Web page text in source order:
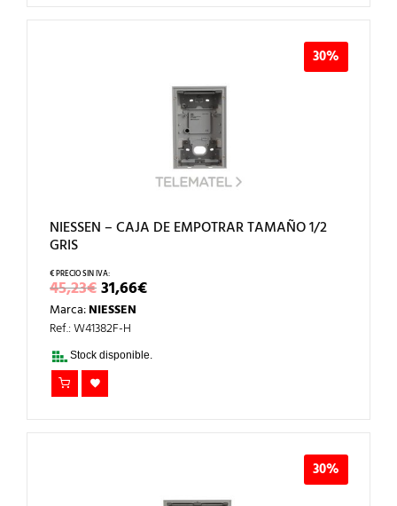
30%
NIESSEN – CAJA DE EMPOTRAR TAMAÑO 1/2
GRIS
45,23€EL
PRECIO
ORIGINAL
ERA:
45,23€.
31,66€EL
PRECIO
Marca:NIESSEN
Ref.: W41382F-H
Stock disponible.
30%